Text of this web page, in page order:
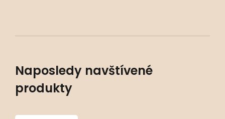
Naposledy navštívené
produkty